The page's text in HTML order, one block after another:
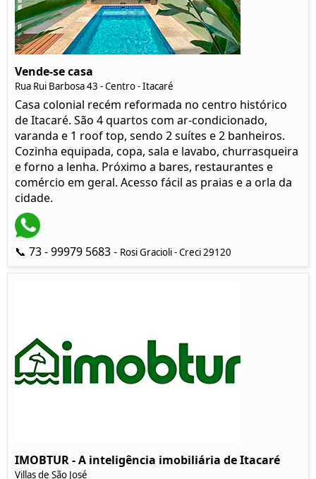
Vende-se casa
Rua Rui Barbosa 43 - Centro - Itacaré
Casa colonial recém reformada no centro histórico
de Itacaré. São 4 quartos com ar-condicionado,
varanda e 1 roof top, sendo 2 suítes e 2 banheiros.
Cozinha equipada, copa, sala e lavabo, churrasqueira
e forno a lenha. Próximo a bares, restaurantes e
comércio em geral. Acesso fácil as praias e a orla da
cidade.
📞 73 - 99979 5683 - Rosi Gracioli - Creci 29120
IMOBTUR - A inteligência imobiliária de Itacaré
Villas de São José